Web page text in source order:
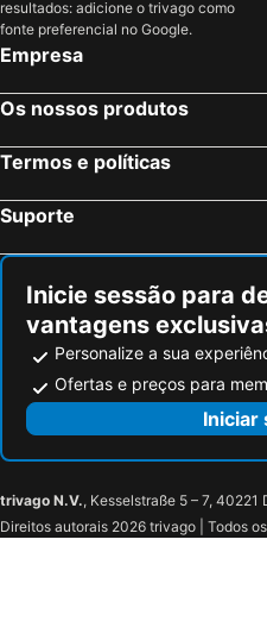
Axel Hotel San Sebastián - Adults Only
Holiday Inn Express SAN SEBASTIAN - ERRENTERIA by IHG
Olarain
Pension Beizama
Hotel Anoeta
Hotel Atari
Résidence Mer & Golf Soko-Eder
Hotel Distrito Oeste
Hotel Berri Versalles
Txikierdi Alde
Gurutzeberri
Boutique Hotel Mendi Argia
resultados: adicione o trivago como
fonte preferencial no Google.
Empresa
Os nossos produtos
Termos e políticas
Suporte
Inicie sessão para
vantagens
Personalize a sua
Ofertas e preços para
Iniciar
trivago N.V., Kesselstraße 5 – 7, 40221
Direitos autorais 2026 trivago | Todos